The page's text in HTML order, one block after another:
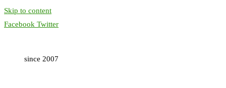
Skip to content
Facebook Twitter
since 2007